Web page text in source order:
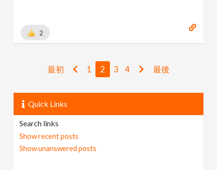
2
最初 1 2 3 4 最後
Quick Links
Search links
Show recent posts
Show unanswered posts